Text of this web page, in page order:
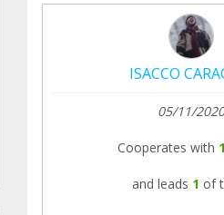
ISACCO
05/11/2020
Cooperates with 1
and leads 1 of